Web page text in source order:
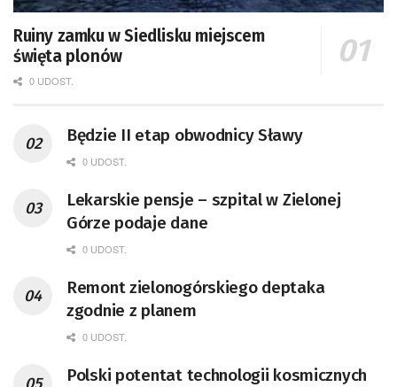
Ruiny zamku w Siedlisku miejscem
święta plonów
0 UDOST.
Będzie II etap obwodnicy Sławy
0 UDOST.
Lekarskie pensje – szpital w Zielonej
Górze podaje dane
0 UDOST.
Remont zielonogórskiego deptaka
zgodnie z planem
0 UDOST.
Polski potentat technologii kosmicznych